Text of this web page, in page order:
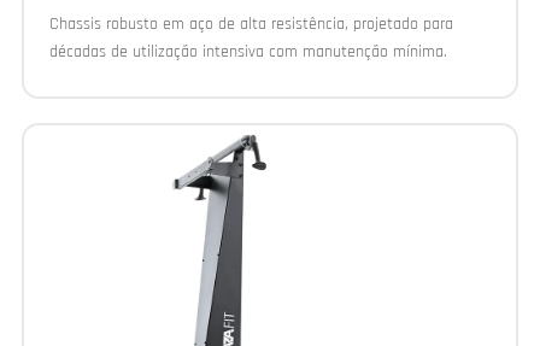
Chassis robusto em aço de alta resistência, projetado para
décadas de utilização intensiva com manutenção mínima.